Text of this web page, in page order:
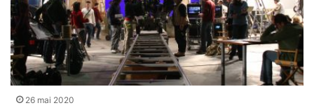
26 mai 2020